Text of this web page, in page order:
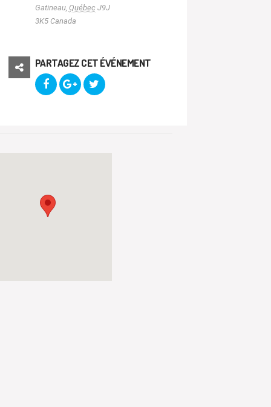
Gatineau, Québec J9J
3K5 Canada
PARTAGEZ CET ÉVÉNEMENT